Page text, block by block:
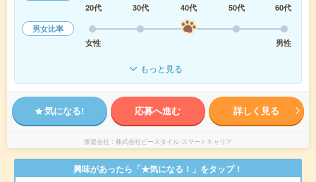
20代
30代 40代 50代
60代
男女比率
女性
男性
もっと見る
気になる! 応募へ進む 詳しく見る
派遣会社 株式会社ビースタイル スマートキャリア
興味があったら「★気になる！」をタップ！